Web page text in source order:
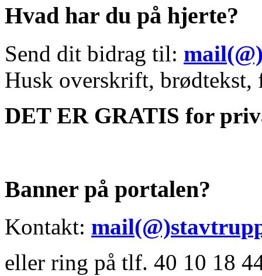
Hvad har du på hjerte?
Send dit bidrag til:
Husk overskrift, brødtekst,
DET ER GRATIS for
Banner på portalen?
Kontakt:
eller ring på tlf. 40 10 18